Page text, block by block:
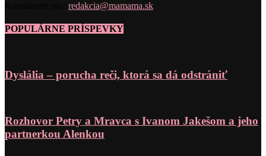
redakcia@mamama.sk
POPULÁRNE PRÍSPEVKY
Dyslália – porucha reči, ktorá sa dá odstrániť
Rozhovor Petry a Mravca s Ivanom Jakešom a jeho
partnerkou Alenkou